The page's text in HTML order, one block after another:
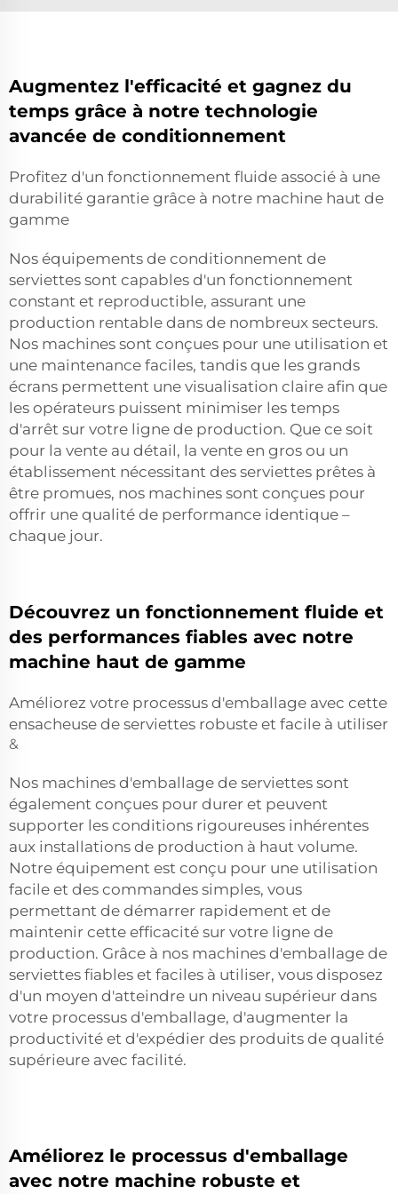
Augmentez l'efficacité et gagnez du
temps grâce à notre technologie
avancée de conditionnement
Profitez d'un fonctionnement fluide associé à une
durabilité garantie grâce à notre machine haut de
gamme
Nos équipements de conditionnement de
serviettes sont capables d'un fonctionnement
constant et reproductible, assurant une
production rentable dans de nombreux secteurs.
Nos machines sont conçues pour une utilisation et
une maintenance faciles, tandis que les grands
écrans permettent une visualisation claire afin que
les opérateurs puissent minimiser les temps
d'arrêt sur votre ligne de production. Que ce soit
pour la vente au détail, la vente en gros ou un
établissement nécessitant des serviettes prêtes à
être promues, nos machines sont conçues pour
offrir une qualité de performance identique –
chaque jour.
Découvrez un fonctionnement fluide et
des performances fiables avec notre
machine haut de gamme
Améliorez votre processus d'emballage avec cette
ensacheuse de serviettes robuste et facile à utiliser
&
Nos machines d'emballage de serviettes sont
également conçues pour durer et peuvent
supporter les conditions rigoureuses inhérentes
aux installations de production à haut volume.
Notre équipement est conçu pour une utilisation
facile et des commandes simples, vous
permettant de démarrer rapidement et de
maintenir cette efficacité sur votre ligne de
production. Grâce à nos machines d'emballage de
serviettes fiables et faciles à utiliser, vous disposez
d'un moyen d'atteindre un niveau supérieur dans
votre processus d'emballage, d'augmenter la
productivité et d'expédier des produits de qualité
supérieure avec facilité.
Améliorez le processus d'emballage
avec notre machine robuste et